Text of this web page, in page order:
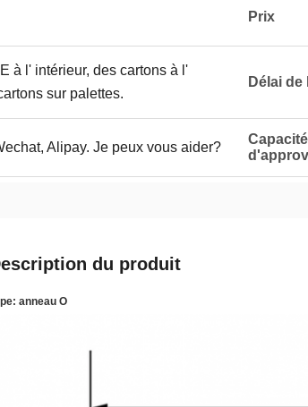
Prix
à l' intérieur, des cartons à l'
sur palettes.
Délai
Alipay. Je peux vous aider?
Capacité
du produit
anneau O